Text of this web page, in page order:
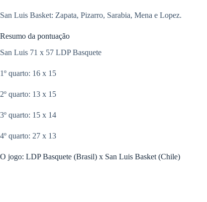
San Luis Basket: Zapata, Pizarro, Sarabia, Mena e Lopez.
Resumo da pontuação
San Luis 71 x 57 LDP Basquete
1º quarto: 16 x 15
2º quarto: 13 x 15
3º quarto: 15 x 14
4º quarto: 27 x 13
O jogo: LDP Basquete (Brasil) x San Luis Basket (Chile)